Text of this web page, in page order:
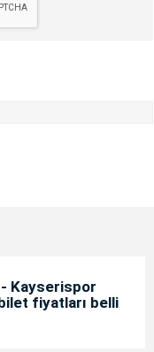
Kayserispor
bilet fiyatları belli